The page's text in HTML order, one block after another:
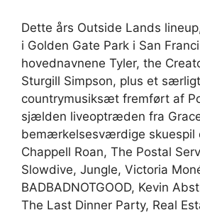
Dette års Outside Lands
i Golden Gate Park i San
hovednavnene Tyler, the
Sturgill Simpson, plus et særligt
countrymusiksæt fremført af
sjælden liveoptræden fra
bemærkelsesværdige skuespil
Chappell Roan, The Postal
Slowdive, Jungle, Victoria
BADBADNOTGOOD, Kevin
The Last Dinner Party, Real